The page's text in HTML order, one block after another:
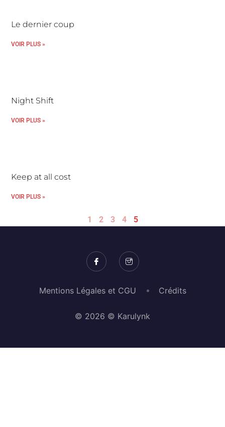
Le dernier coup
VOIR PLUS »
Night Shift
VOIR PLUS »
Keep at all cost
VOIR PLUS »
1 2 3 4 5
Mentions Légales et CGU Crédits
© 2026 © Karulynk